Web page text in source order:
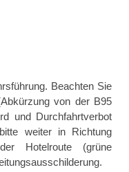
Beachten Sie
von der B95
und Durchfahrtverbot
weiter in Richtung
Hotelroute (grüne